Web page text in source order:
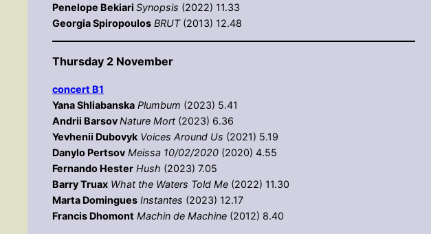
Penelope Bekiari Synopsis (2022) 11.33
Georgia Spiropoulos BRUT(2013) 12.48
Thursday 2 November
concert Β1
Yana Shliabanska Plumbum (2023) 5.41
Andrii BarsovNature Mort (2023) 6.36
Yevhenii Dubovyk Voices Around Us (2021) 5.19
Danylo Pertsov Meissa 10/02/2020 (2020) 4.55
Fernando Hester Hush (2023) 7.05
Barry Truax What the Waters Told Me (2022) 11.30
Marta Domingues Instantes (2023) 12.17
Francis Dhomont Machin de Machine (2012) 8.40